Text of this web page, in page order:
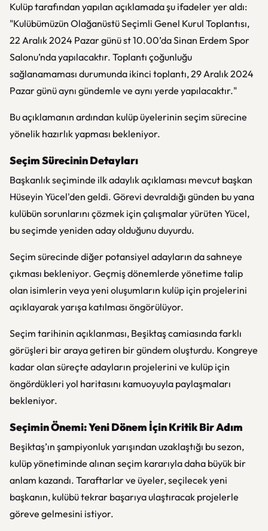
Kulüp tarafından yapılan açıklamada şu ifadeler yer aldı:
"Kulübümüzün Olağanüstü Seçimli Genel Kurul Toplantısı,
22 Aralık 2024 Pazar günü st 10.00’da Sinan Erdem Spor
Salonu’nda yapılacaktır. Toplantı çoğunluğu
sağlanamaması durumunda ikinci toplantı, 29 Aralık 2024
Pazar günü aynı gündemle ve aynı yerde yapılacaktır."
Bu açıklamanın ardından kulüp üyelerinin seçim sürecine
yönelik hazırlık yapması bekleniyor.
Seçim Sürecinin Detayları
Başkanlık seçiminde ilk adaylık açıklaması mevcut başkan
Hüseyin Yücel'den geldi. Görevi devraldığı günden bu yana
kulübün sorunlarını çözmek için çalışmalar yürüten Yücel,
bu seçimde yeniden aday olduğunu duyurdu.
Seçim sürecinde diğer potansiyel adayların da sahneye
çıkması bekleniyor. Geçmiş dönemlerde yönetime talip
olan isimlerin veya yeni oluşumların kulüp için projelerini
açıklayarak yarışa katılması öngörülüyor.
Seçim tarihinin açıklanması, Beşiktaş camiasında farklı
görüşleri bir araya getiren bir gündem oluşturdu. Kongreye
kadar olan süreçte adayların projelerini ve kulüp için
öngördükleri yol haritasını kamuoyuyla paylaşmaları
bekleniyor.
Seçimin Önemi: Yeni Dönem İçin Kritik Bir Adım
Beşiktaş’ın şampiyonluk yarışından uzaklaştığı bu sezon,
kulüp yönetiminde alınan seçim kararıyla daha büyük bir
anlam kazandı. Taraftarlar ve üyeler, seçilecek yeni
başkanın, kulübü tekrar başarıya ulaştıracak projelerle
göreve gelmesini istiyor.